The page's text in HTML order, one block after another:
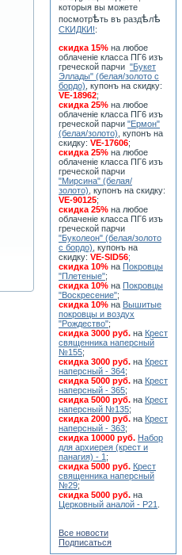
которыя вы можете
посмотрѣть въ раздѣлѣ
СКИДКИ!:
скидка 15% на любое
облаченiе класса ПГ6 изъ
греческой парчи "Букет
Эллады" (белая/золото с
бордо) , купонъ на скидку:
VE-18962;
скидка 25% на любое
облаченiе класса ПГ6 изъ
греческой парчи "Ермон"
(белая/золото) , купонъ на
скидку: VE-17606;
скидка 25% на любое
облаченiе класса ПГ6 изъ
греческой парчи
"Мирсина" (белая/
золото) , купонъ на скидку:
VE-90125;
скидка 25% на любое
облаченiе класса ПГ6 изъ
греческой парчи
"Буколеон" (белая/золото
с бордо) , купонъ на
скидку: VE-SID56;
скидка 10% на Покровцы
"Плетеные";
скидка 10% на Покровцы
"Воскресение";
скидка 10% на Вышитые
покровцы и воздух
"Рождество";
скидка 3000 руб. на Крест
священника наперсный
№155;
скидка 3000 руб. на Крест
наперсный - 364;
скидка 5000 руб. на Крест
наперсный - 365;
скидка 5000 руб. на Крест
наперсный №135;
скидка 2000 руб. на Крест
наперсный - 363;
скидка 10000 руб. Набор
для архиерея (крест и
панагия) - 1 ;
скидка 5000 руб. Крест
священника наперсный
№29;
скидка 5000 руб. на
Церковный аналой - Р21
Все новости
Подписаться